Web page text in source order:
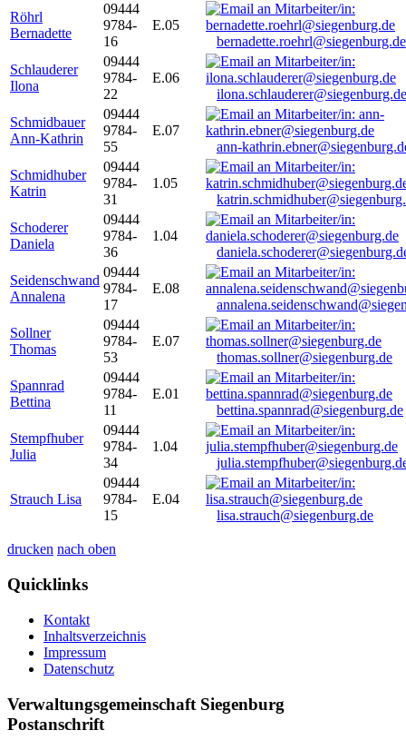
Röhrl
Bernadette
09444
9784-
16
E.05
bernadette.roehrl@siegenburg.de
Schlauderer
Ilona
09444
9784-
22
E.06
ilona.schlauderer@siegenburg.de
Schmidbauer
Ann-Kathrin
09444
9784-
55
E.07
ann-
Schmidhuber
Katrin
09444
9784-
31
1.05
Schoderer
Daniela
09444
9784-
36
1.04
Seidenschwand
Annalena
09444
9784-
17
E.08
Sollner
Thomas
09444
9784-
53
E.07
thomas.sollner@siegenburg.de
Spannrad
Bettina
09444
9784-
11
E.01
bettina.spannrad@siegenburg.de
Stempfhuber
Julia
09444
9784-
34
1.04
Strauch Lisa
09444
9784-
15
E.04
lisa.strauch@siegenburg.de
drucken nach oben
Quicklinks
Kontakt
Inhaltsverzeichnis
Impressum
Datenschutz
Verwaltungsgemeinschaft Siegenburg
Postanschrift